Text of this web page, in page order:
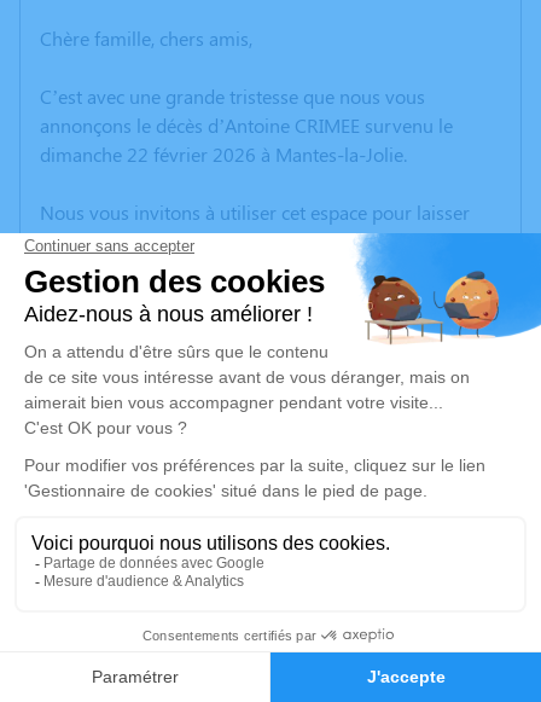
Faire-part Hommages
Chère famille, chers amis,
C’est avec une grande tristesse que nous vous
annonçons le décès d’Antoine CRIMEE survenu le
dimanche 22 février 2026 à Mantes-la-Jolie.
Nous vous invitons à utiliser cet espace pour laisser
vos condoléances, partager des photos souvenirs, une
anecdote ou exprimer vos pensées à travers des
poèmes ou des textes. Cet endroit est un lieu
d'expression dédié à honorer la mémoire d’Antoine
CRIMEE.
Un service de plantation d’arbre hommage est
disponible ici.
Je rends hommage
Cérémonie religieuse
Église Nativité de la Très Sainte Vierge de
Bonnières-sur-Seine